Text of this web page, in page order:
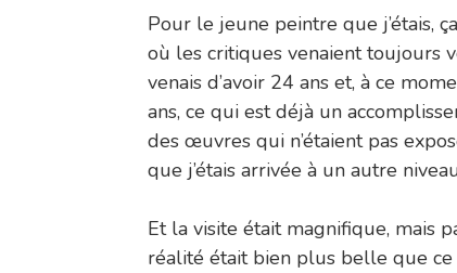
Pour le jeune peintre que j’étais,
où les critiques venaient toujours
venais d’avoir 24 ans et, à ce
ans, ce qui est déjà un
des œuvres qui n’étaient pas
que j’étais arrivée à un autre
Et la visite était magnifique, mais
réalité était bien plus belle que ce